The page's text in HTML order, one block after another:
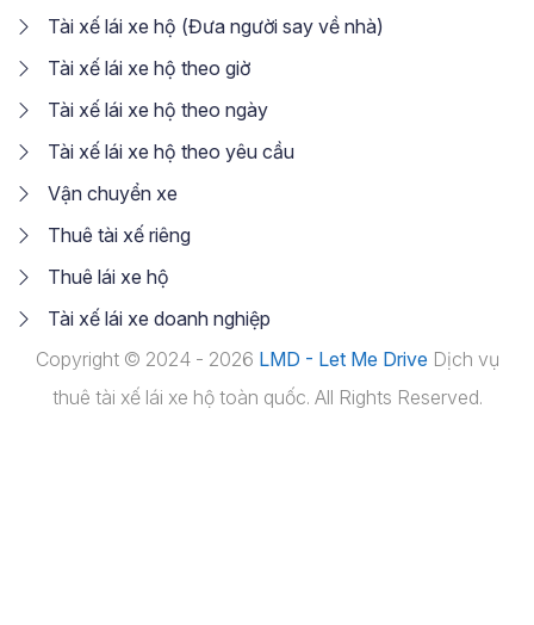
Tài xế lái xe hộ (Đưa người say về nhà)
Tài xế lái xe hộ theo giờ
Tài xế lái xe hộ theo ngày
Tài xế lái xe hộ theo yêu cầu
Vận chuyển xe
Thuê tài xế riêng
Thuê lái xe hộ
Tài xế lái xe doanh nghiệp
Copyright © 2024 - 2026 LMD - Let Me Drive Dịch vụ
thuê tài xế lái xe hộ toàn quốc. All Rights Reserved.